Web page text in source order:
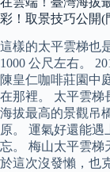
彩！取景技巧公開(
這樣的太平雲梯也
1000 公尺左右。
陳皇仁咖啡莊園中
在那裡。 太平雲梯
海拔最高的景觀吊
原。 運氣好還能遇
忘。 梅山太平雲梯
於這次沒發懶，也